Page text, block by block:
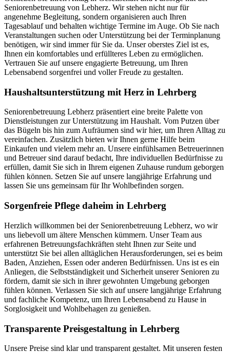
Seniorenbetreuung von Lebherz. Wir stehen nicht nur für
angenehme Begleitung, sondern organisieren auch Ihren
Tagesablauf und behalten wichtige Termine im Auge. Ob Sie nach
Veranstaltungen suchen oder Unterstützung bei der Terminplanung
benötigen, wir sind immer für Sie da. Unser oberstes Ziel ist es,
Ihnen ein komfortables und erfüllteres Leben zu ermöglichen.
Vertrauen Sie auf unsere engagierte Betreuung, um Ihren
Lebensabend sorgenfrei und voller Freude zu gestalten.
Haushalts­unterstützung mit Herz in Lehrberg
Seniorenbetreuung Lebherz präsentiert eine breite Palette von
Dienstleistungen zur Unterstützung im Haushalt. Vom Putzen über
das Bügeln bis hin zum Aufräumen sind wir hier, um Ihren Alltag zu
vereinfachen. Zusätzlich bieten wir Ihnen gerne Hilfe beim
Einkaufen und vielem mehr an. Unsere einfühlsamen Betreuerinnen
und Betreuer sind darauf bedacht, Ihre individuellen Bedürfnisse zu
erfüllen, damit Sie sich in Ihrem eigenen Zuhause rundum geborgen
fühlen können. Setzen Sie auf unsere langjährige Erfahrung und
lassen Sie uns gemeinsam für Ihr Wohlbefinden sorgen.
Sorgenfreie Pflege daheim in Lehrberg
Herzlich willkommen bei der Seniorenbetreuung Lebherz, wo wir
uns liebevoll um ältere Menschen kümmern. Unser Team aus
erfahrenen Betreuungsfachkräften steht Ihnen zur Seite und
unterstützt Sie bei allen alltäglichen Herausforderungen, sei es beim
Baden, Anziehen, Essen oder anderen Bedürfnissen. Uns ist es ein
Anliegen, die Selbstständigkeit und Sicherheit unserer Senioren zu
fördern, damit sie sich in ihrer gewohnten Umgebung geborgen
fühlen können. Verlassen Sie sich auf unsere langjährige Erfahrung
und fachliche Kompetenz, um Ihren Lebensabend zu Hause in
Sorglosigkeit und Wohlbehagen zu genießen.
Transparente Preisgestaltung in Lehrberg
Unsere Preise sind klar und transparent gestaltet. Mit unseren festen